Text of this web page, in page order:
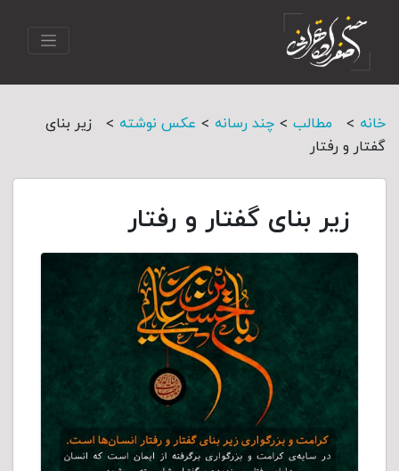
خانه > مطالب > چند رسانه > عکس نوشته >
زیر بنای
گفتار و رفتار
زیر بنای گفتار و رفتار